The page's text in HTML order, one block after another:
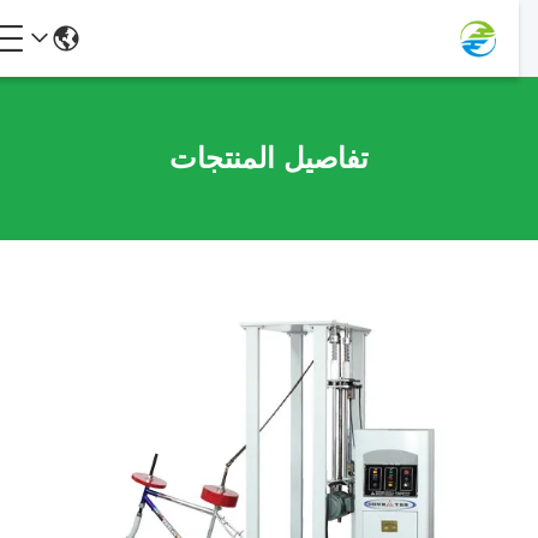
تفاصيل المنتجات